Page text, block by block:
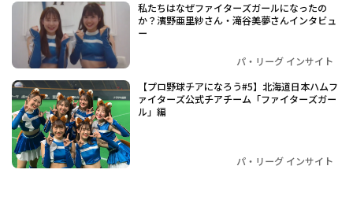
私たちはなぜファイターズガールになったの
か？濱野亜里紗さん・滝谷美夢さんインタビュ
ー
パ・リーグ インサイト
【プロ野球チアになろう#5】北海道日本ハムフ
ァイターズ公式チアチーム「ファイターズガー
ル」編
パ・リーグ インサイト